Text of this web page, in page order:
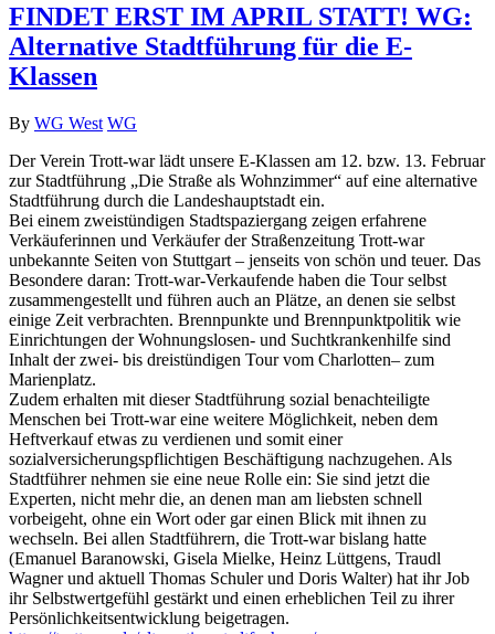
FINDET ERST IM APRIL STATT! WG:
Alternative Stadtführung für die E-
Klassen
By WG West WG
Der Verein Trott-war lädt unsere E-Klassen am 12. bzw. 13. Februar
zur Stadtführung „Die Straße als Wohnzimmer“ auf eine alternative
Stadtführung durch die Landeshauptstadt ein.
Bei einem zweistündigen Stadtspaziergang zeigen erfahrene
Verkäuferinnen und Verkäufer der Straßenzeitung Trott-war
unbekannte Seiten von Stuttgart – jenseits von schön und teuer. Das
Besondere daran: Trott-war-Verkaufende haben die Tour selbst
zusammengestellt und führen auch an Plätze, an denen sie selbst
einige Zeit verbrachten. Brennpunkte und Brennpunktpolitik wie
Einrichtungen der Wohnungslosen- und Suchtkrankenhilfe sind
Inhalt der zwei- bis dreistündigen Tour vom Charlotten– zum
Marienplatz.
Zudem erhalten mit dieser Stadtführung sozial benachteiligte
Menschen bei Trott-war eine weitere Möglichkeit, neben dem
Heftverkauf etwas zu verdienen und somit einer
sozialversicherungspflichtigen Beschäftigung nachzugehen. Als
Stadtführer nehmen sie eine neue Rolle ein: Sie sind jetzt die
Experten, nicht mehr die, an denen man am liebsten schnell
vorbeigeht, ohne ein Wort oder gar einen Blick mit ihnen zu
wechseln. Bei allen Stadtführern, die Trott-war bislang hatte
(Emanuel Baranowski, Gisela Mielke, Heinz Lüttgens, Traudl
Wagner und aktuell Thomas Schuler und Doris Walter) hat ihr Job
ihr Selbstwertgefühl gestärkt und einen erheblichen Teil zu ihrer
Persönlichkeitsentwicklung beigetragen.